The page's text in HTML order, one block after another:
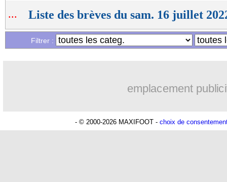
... Liste des brèves du sam. 16 juillet
Filtrer :
emplacement
- © 2000-2026 MAXIFOOT - choix de